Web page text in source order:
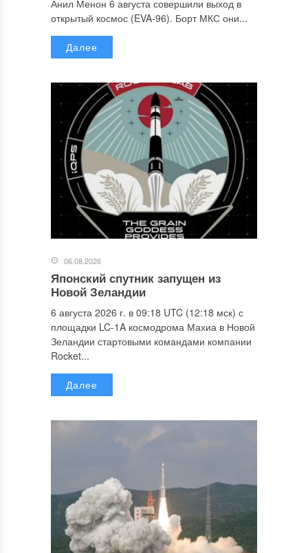
Анил Менон 6 августа совершили выход в
открытый космос (EVA-96). Борт МКС они...
Далее
06.08.2026
Японский спутник запущен из
Новой Зеландии
6 августа 2026 г. в 09:18 UTC (12:18 мск) с
площадки LC-1A космодрома Махиа в Новой
Зеландии стартовыми командами компании
Rocket...
Далее